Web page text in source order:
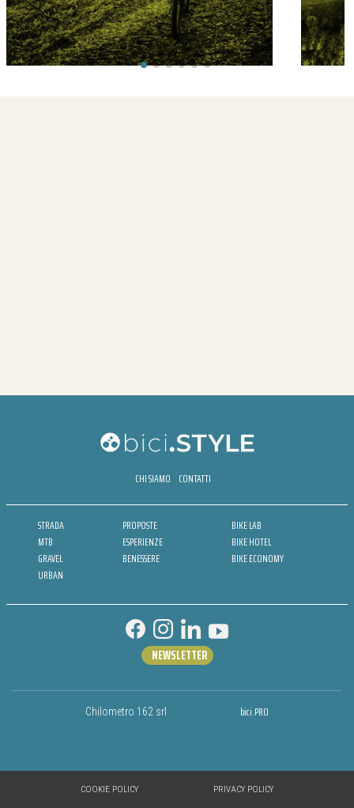
CHI SIAMO CONTATTI
STRADA
MTB
GRAVEL
URBAN
PROPOSTE
ESPERIENZE
BENESSERE
BIKE LAB
BIKE HOTEL
BIKE ECONOMY
Chilometro 162 srl bici.PRO
NEWSLETTER
COOKIE POLICY PRIVACY POLICY